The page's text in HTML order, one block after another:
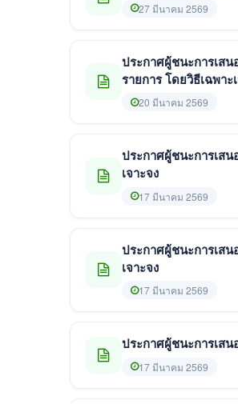
27 มีนาคม 2569
ประกาศผู้ชนะการเส
รายการ โดยวิธีเฉพาะ
20 มีนาคม 2569
ประกาศผู้ชนะการเส
เจาะจง
17 มีนาคม 2569
ประกาศผู้ชนะการเส
เจาะจง
17 มีนาคม 2569
ประกาศผู้ชนะการเส
17 มีนาคม 2569